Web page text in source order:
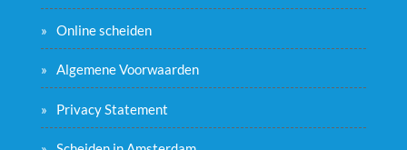
Online scheiden
Algemene Voorwaarden
Privacy Statement